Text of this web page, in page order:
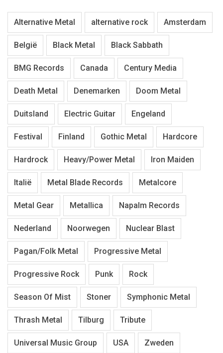
Alternative Metal alternative rock Amsterdam
België Black Metal Black Sabbath
BMG Records Canada Century Media
Death Metal Denemarken Doom Metal
Duitsland Electric Guitar Engeland
Festival Finland Gothic Metal Hardcore
Hardrock Heavy/Power Metal Iron Maiden
Italië Metal Blade Records Metalcore
Metal Gear Metallica Napalm Records
Nederland Noorwegen Nuclear Blast
Pagan/Folk Metal Progressive Metal
Progressive Rock Punk Rock
Season Of Mist Stoner Symphonic Metal
Thrash Metal Tilburg Tribute
Universal Music Group USA Zweden